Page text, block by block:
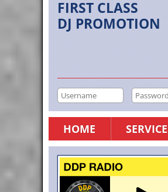
FIRST CLASS
DJ PROMOTION
HOME